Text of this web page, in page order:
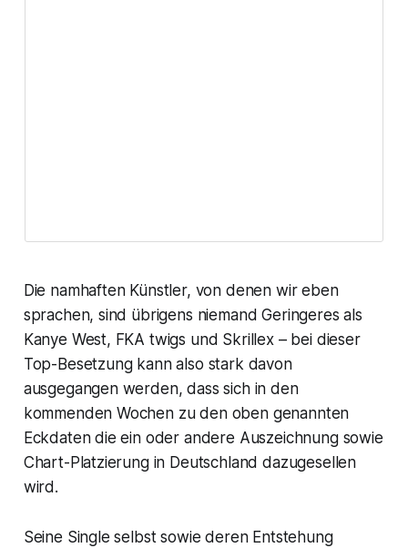
Die namhaften Künstler, von denen wir eben
sprachen, sind übrigens niemand Geringeres als
Kanye West, FKA twigs und Skrillex – bei dieser
Top-Besetzung kann also stark davon
ausgegangen werden, dass sich in den
kommenden Wochen zu den oben genannten
Eckdaten die ein oder andere Auszeichnung sowie
Chart-Platzierung in Deutschland dazugesellen
wird.
Seine Single selbst sowie deren Entstehung